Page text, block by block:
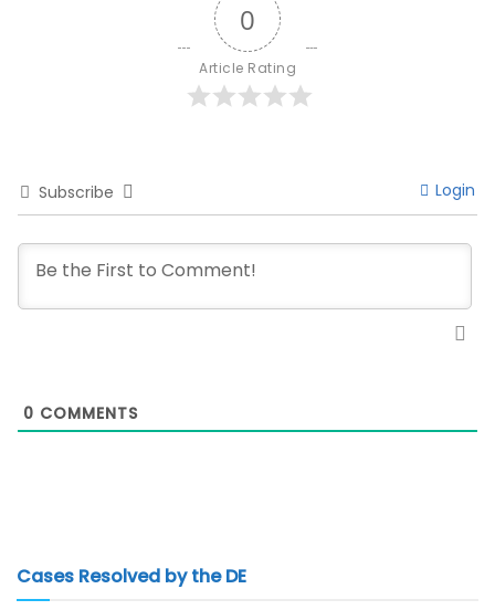
0
Article Rating
Subscribe Login
0 COMMENTS
Cases Resolved by the DE